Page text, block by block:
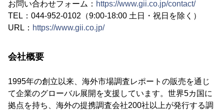
お問い合わせフォーム： https://www.gii.co.jp/contact/
TEL：044-952-0102（9:00-18:00 土日・祝日を除く）
URL： https://www.gii.co.jp/
会社概要
1995年の創立以来、海外市場調査レポートの販売を通じ
て企業のグローバル展開を支援しています。世界5カ国に
拠点を持ち、海外の提携調査会社200社以上が発行する調